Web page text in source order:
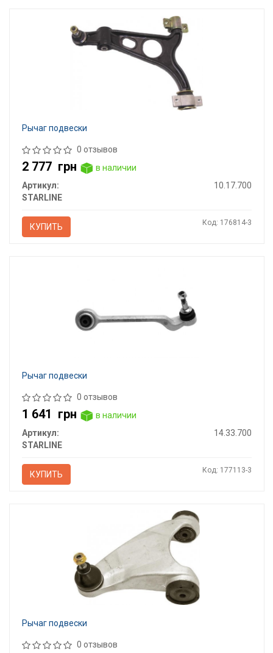
Рычаг подвески
0 отзывов
2 777 грн
в наличии
Артикул:
10.17.700
STARLINE
КУПИТЬ Код: 176814-3
Рычаг подвески
0 отзывов
1 641 грн
в наличии
Артикул:
14.33.700
STARLINE
КУПИТЬ Код: 177113-3
Рычаг подвески
0 отзывов